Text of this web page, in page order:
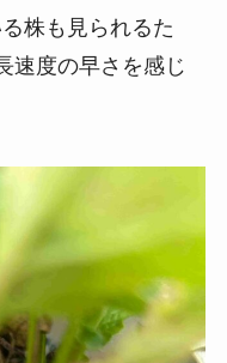
株も見られるた
速度の早さを感じ